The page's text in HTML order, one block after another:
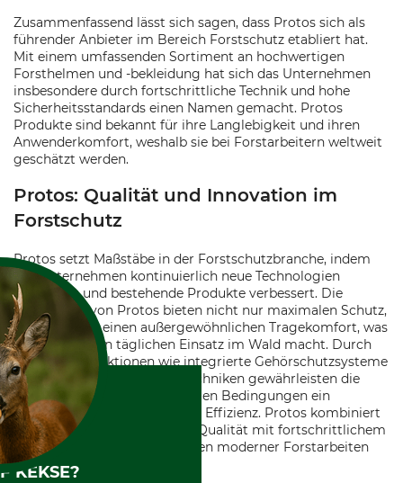
Zusammenfassend lässt sich sagen, dass Protos sich als
führender Anbieter im Bereich Forstschutz etabliert hat.
Mit einem umfassenden Sortiment an hochwertigen
Forsthelmen und -bekleidung hat sich das Unternehmen
insbesondere durch fortschrittliche Technik und hohe
Sicherheitsstandards einen Namen gemacht. Protos
Produkte sind bekannt für ihre Langlebigkeit und ihren
Anwenderkomfort, weshalb sie bei Forstarbeitern weltweit
geschätzt werden.
Protos: Qualität und Innovation im
Forstschutz
Protos setzt Maßstäbe in der Forstschutzbranche, indem
das Unternehmen kontinuierlich neue Technologien
entwickelt und bestehende Produkte verbessert. Die
Forsthelme von Protos bieten nicht nur maximalen Schutz,
sondern auch einen außergewöhnlichen Tragekomfort, was
sie ideal für den täglichen Einsatz im Wald macht. Durch
innovative Funktionen wie integrierte Gehörschutzsysteme
und optimierte Belüftungstechniken gewährleisten die
Helme auch bei anspruchsvollen Bedingungen ein
Höchstmaß an Sicherheit und Effizienz. Protos kombiniert
in seinen Produkten höchste Qualität mit fortschrittlichem
Design, um den Anforderungen moderner Forstarbeiten
gerecht zu werden.
KEKSE?